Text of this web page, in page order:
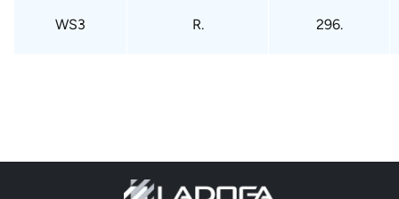
WS3 R. 296.